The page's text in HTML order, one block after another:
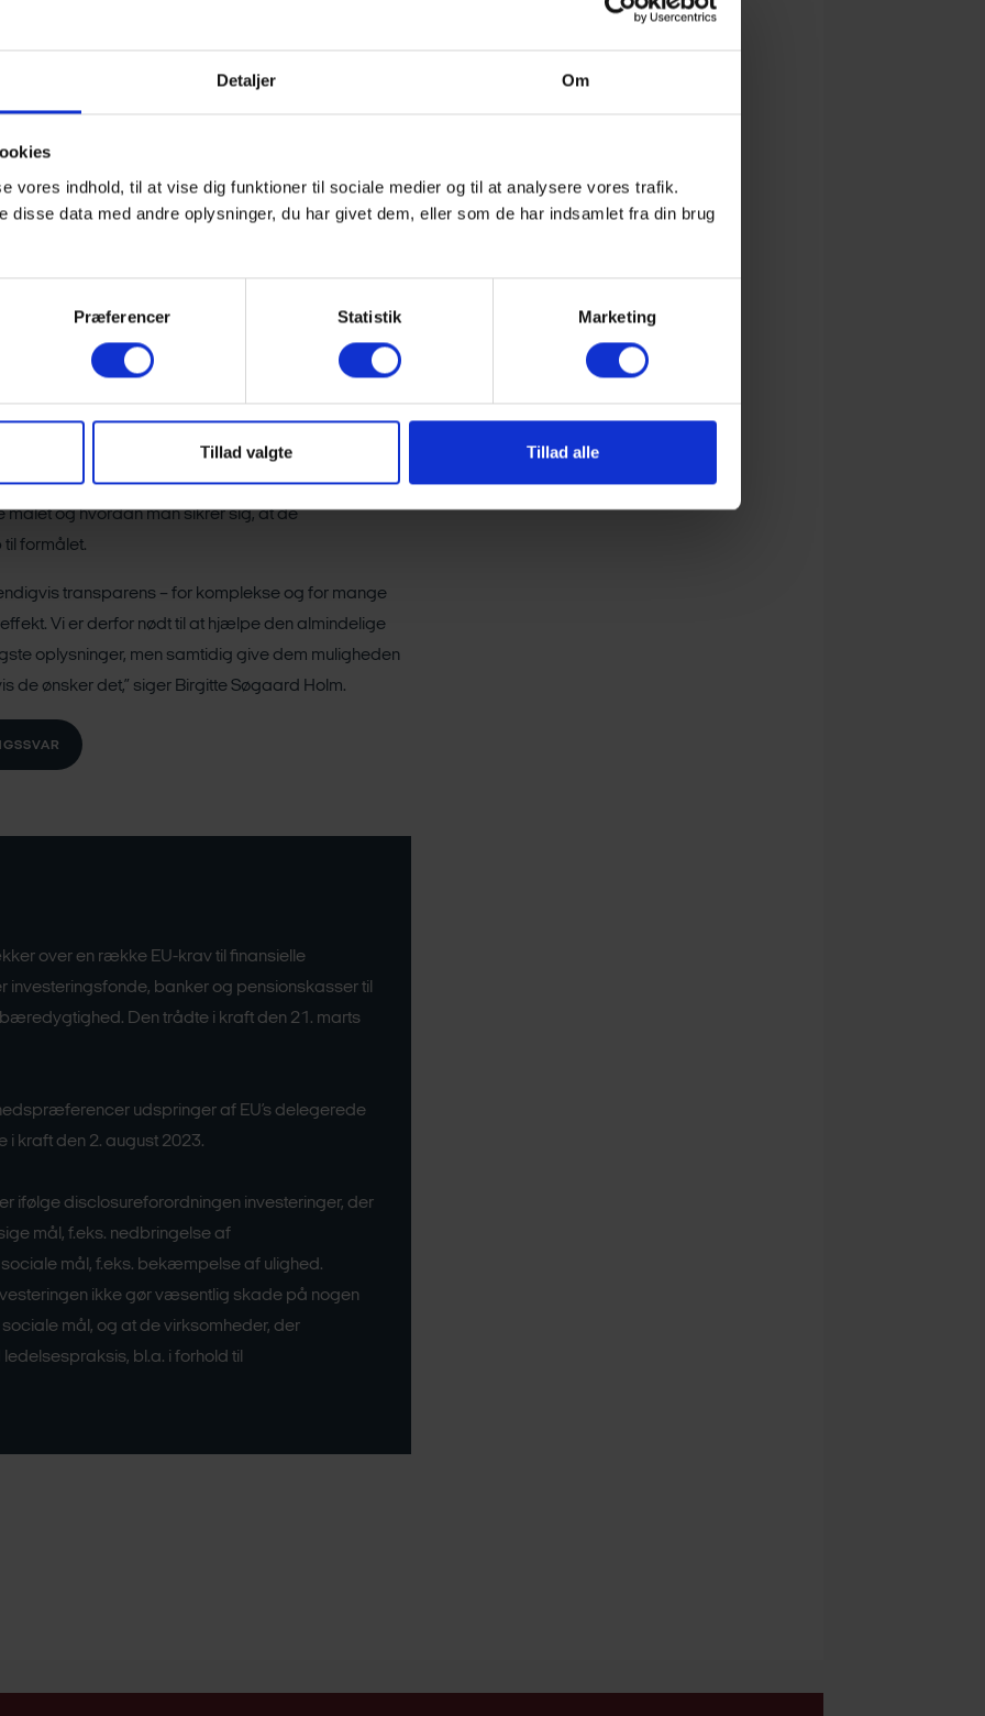
Detaljer Om
vores indhold, til at vise dig funktioner til sociale medier og til at analysere vores trafik.
disse data med andre oplysninger, du har givet dem, eller som de har indsamlet fra din brug
Præferencer Statistik Marketing
Tillad valgte Tillad alle
efter, om der er et bæredygtigt formål med
investeringer støtter op om det formål.
giver plads til, at der investeres i
omstilling.
ansvarlighed i investeringer og arbejdet med at
med fokus på bæredygtighed. Samtidig er
indenfor bæredygtighed vokset markant, og det har
og kunde i de seneste år. På den baggrund
system, der hjælper investorerne med at
Søgaard Holm.
af de komplekse og lange
i dag skal modtage. Helt konkret foreslår Finans
med oplysninger om f.eks. bæredygtigt formål,
og hvordan man sikrer sig, at de
formålet.
transparens – for komplekse og for mange
Vi er derfor nødt til at hjælpe den almindelige
oplysninger, men samtidig give dem muligheden
de ønsker det,” siger Birgitte Søgaard Holm.
over en række EU-krav til finansielle
investeringsfonde, banker og pensionskasser til
Den trådte i kraft den 21. marts
udspringer af EU’s delegerede
i kraft den 2. august 2023.
ifølge disclosureforordningen investeringer, der
mål, f.eks. nedbringelse af
mål, f.eks. bekæmpelse af ulighed.
ikke gør væsentlig skade på nogen
mål, og at de virksomheder, der
bl.a. i forhold til